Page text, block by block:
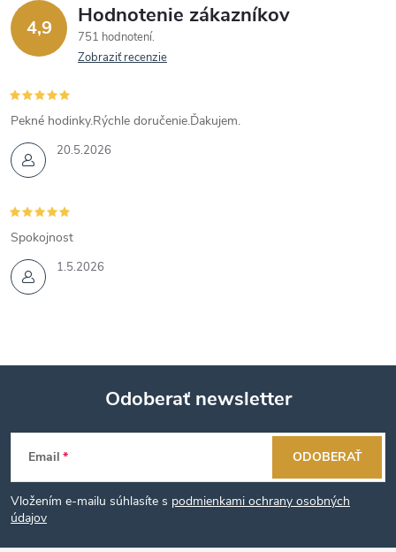
4,9 Hodnotenie zákazníkov
751 hodnotení
Zobraziť recenzie
20.5.2026
Pekné hodinky.Rýchle doručenie.Ďakujem.
1.5.2026
Spokojnost
Z
á
p
Odoberať newsletter
Email
Vložením e-mailu súhlasíte s podmienkami ochrany osobných
údajov
ODOBERAŤ